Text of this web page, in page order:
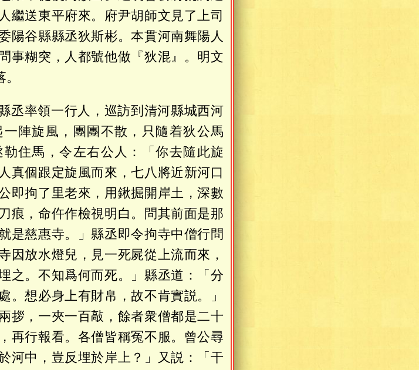
繼送東平府來。府尹胡師文見了上司
陽谷縣縣丞狄斯彬。本貫河南舞陽人
事糊突，人都號他做『狄混』。明文
丞率領一行人，巡訪到清河縣城西河
陣旋風，團團不散，只隨着狄公馬
住馬，令左右公人：「你去隨此旋
真個跟定旋風而來，七八將近新河口
即拘了里老來，用鍬掘開岸土，深數
痕，命仵作檢視明白。問其前面是那
是慈惠寺。」縣丞即令拘寺中僧行問
因放水燈兒，見一死屍從上流而來，
之。不知爲何而死。」縣丞道：「分
。想必身上有財帛，故不肯實説。」
拶，一夾一百敲，餘者衆僧都是二十
再行報看。各僧皆稱冤不服。曾公尋
河中，豈反埋於岸上？」又説：「干